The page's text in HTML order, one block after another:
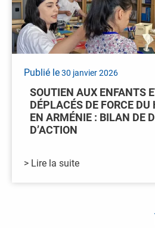
Publié le30 janvier 2026
SOUTIEN AUX ENFANTS
DÉPLACÉS DE FORCE
EN ARMÉNIE : BILAN DE
D’ACTION
> Lire la suite